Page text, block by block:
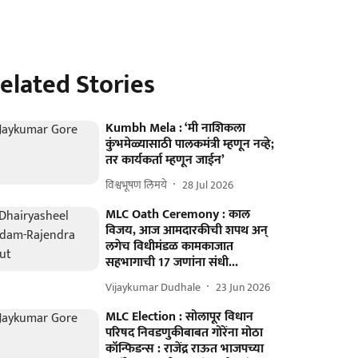
Stories
Kumbh Mela : ‘मी नाशिकला
कुंभमेळ्यासाठी पालकमंत्री म्हणून नव्हे;
तर कार्यकर्ता म्हणून जाईन’
विश्वभूषण लिमये 28 Jul 2026
MLC Oath Ceremony : काल
विजय, आज आमदारकीची शपथ अन्‌
लगेच विधीमंडळ कामकाजात
सहभागाची 17 जणांना संधी...
Vijaykumar Dudhale 23 Jun 2026
MLC Election : सोलापूर विधान
परिषद निवडणुकीबाबत गोरेंना मोठा
कॉन्फिडन्स : राजेंद्र राऊत भाजपच्या